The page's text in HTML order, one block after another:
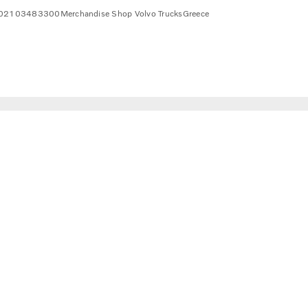
Merchandise Shop Volvo TrucksGreece